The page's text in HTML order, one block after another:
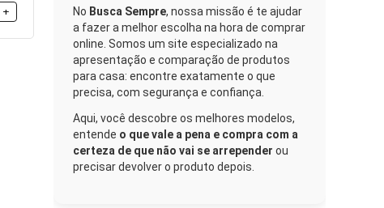
+ No Busca Sempre, nossa missão é te ajudar
a fazer a melhor escolha na hora de comprar
online. Somos um site especializado na
apresentação e comparação de produtos
para casa: encontre exatamente o que
precisa, com segurança e confiança.
Aqui, você descobre os melhores modelos,
entende o que vale a pena e compra com a
certeza de que não vai se arrepender ou
precisar devolver o produto depois.